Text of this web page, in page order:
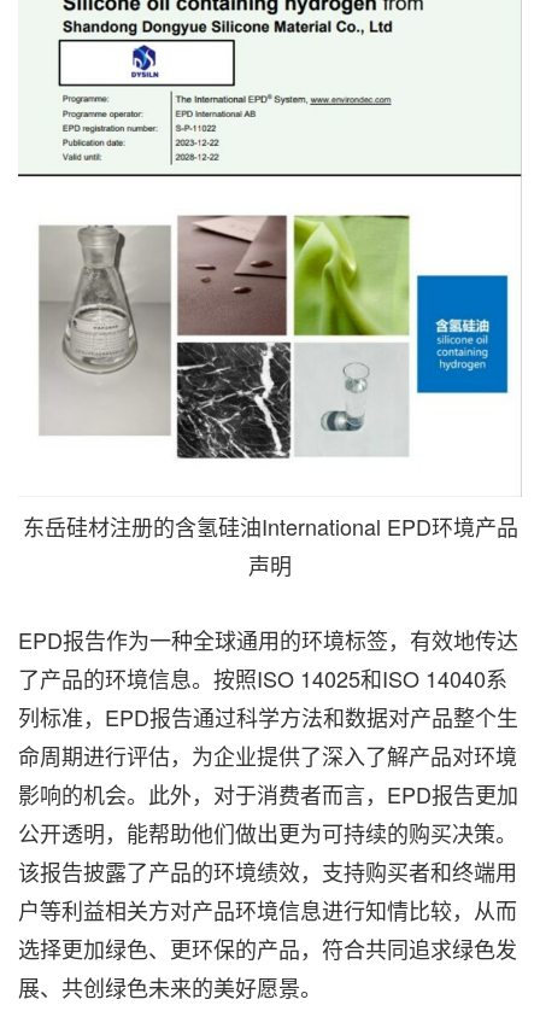
东岳硅材注册的含氢硅油International EPD环境产品
声明
EPD报告作为一种全球通用的环境标签，有效地传达
了产品的环境信息。按照ISO 14025和ISO 14040系
列标准，EPD报告通过科学方法和数据对产品整个生
命周期进行评估，为企业提供了深入了解产品对环境
影响的机会。此外，对于消费者而言，EPD报告更加
公开透明，能帮助他们做出更为可持续的购买决策。
该报告披露了产品的环境绩效，支持购买者和终端用
户等利益相关方对产品环境信息进行知情比较，从而
选择更加绿色、更环保的产品，符合共同追求绿色发
展、共创绿色未来的美好愿景。